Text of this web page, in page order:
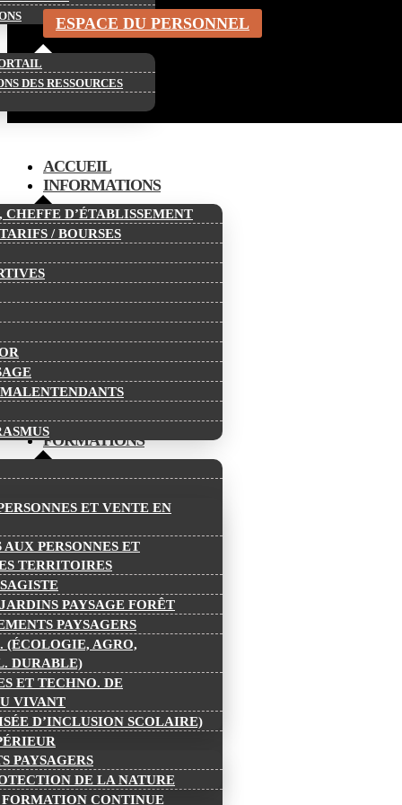
ESPACE DU PERSONNEL
DES RESSOURCES
ACCUEIL
INFORMATIONS
D’ÉTABLISSEMENT
/ BOURSES
FORMATIONS
ET VENTE EN
PERSONNES ET
TERRITOIRES
PAYSAGE FORÊT
PAYSAGERS
(ÉCOLOGIE, AGRO,
DURABLE)
ET TECHNO. DE
VIVANT
D’INCLUSION SCOLAIRE)
PAYSAGERS
DE LA NATURE
CONTINUE